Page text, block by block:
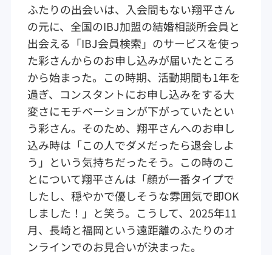
ふたりの出会いは、入会間もない翔平さん
の元に、全国のIBJ加盟の結婚相談所会員と
出会える「IBJ会員検索」のサービスを使っ
た彩さんからのお申し込みが届いたところ
から始まった。この時期、活動期間も1年を
過ぎ、コンスタントにお申し込みをする大
変さにモチベーションが下がっていたとい
う彩さん。そのため、翔平さんへのお申し
込み時は「この人でダメだったら退会しよ
う」という気持ちだったそう。この時のこ
とについて翔平さんは「顔が一番タイプで
したし、穏やかで優しそうな雰囲気で即OK
しました！」と笑う。こうして、2025年11
月、長崎と福岡という遠距離のふたりのオ
ンラインでのお見合いが決まった。